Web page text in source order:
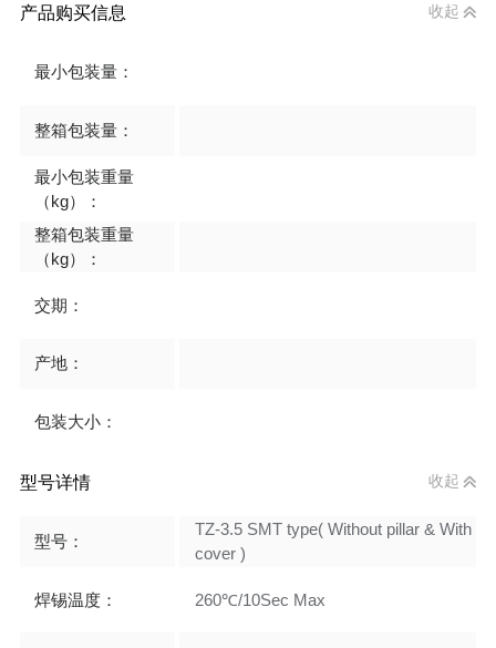
产品购买信息 收起
最小包装量：
整箱包装量：
最小包装重量
（kg）：
整箱包装重量
（kg）：
交期：
产地：
包装大小：
型号详情 收起
型号：
TZ-3.5 SMT type( Without pillar & With
cover )
焊锡温度： 260℃/10Sec Max